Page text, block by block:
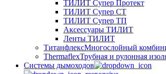
ТИЛИТ Супер Протект
ТИЛИТ Супер СТ
ТИЛИТ Супер ТП
Аксессуары ТИЛИТ
Ленты ТИЛИТ
ТитанфлексМногослойный
ThermaflexТрубная и рулонная
Cистемы дымоходов